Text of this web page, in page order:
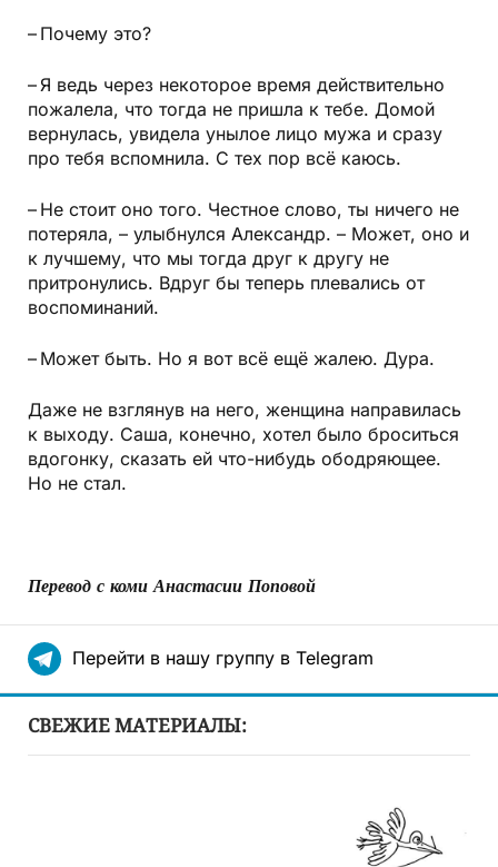
– Почему это?
– Я ведь через некоторое время действительно
пожалела, что тогда не пришла к тебе. Домой
вернулась, увидела унылое лицо мужа и сразу
про тебя вспомнила. С тех пор всё каюсь.
– Не стоит оно того. Честное слово, ты ничего не
потеряла, – улыбнулся Александр. – Может, оно и
к лучшему, что мы тогда друг к другу не
притронулись. Вдруг бы теперь плевались от
воспоминаний.
– Может быть. Но я вот всё ещё жалею. Дура.
Даже не взглянув на него, женщина направилась
к выходу. Саша, конечно, хотел было броситься
вдогонку, сказать ей что-нибудь ободряющее.
Но не стал.
Перевод с коми Анастасии Поповой
Перейти в нашу группу в Telegram
СВЕЖИЕ МАТЕРИАЛЫ: